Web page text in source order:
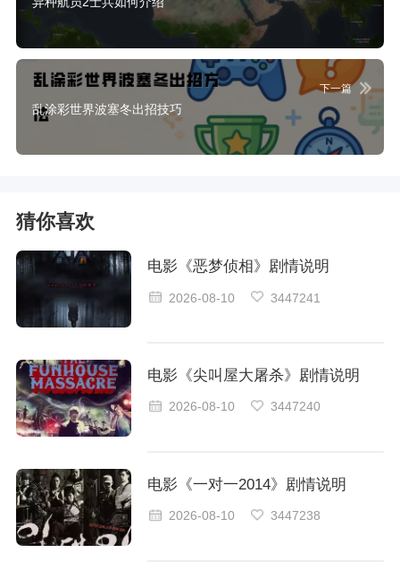
下一篇
乱涂彩世界波塞冬出招技巧
猜你喜欢
电影《恶梦侦相》剧情说明
2026-08-10 3447241
电影《尖叫屋大屠杀》剧情说明
2026-08-10 3447240
电影《一对一2014》剧情说明
2026-08-10 3447238